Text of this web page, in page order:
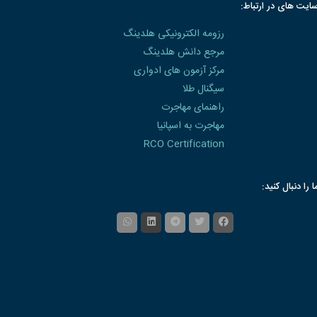
های در ارتباط:
رزومه الکترونیکی هلدینگ
مرجع دانش هلدینگ
مرکز آزمون های ادواری
سیگنال طلا
راهنمای مهاجرت
مهاجرت به اسپانیا
RCO Certification
را دنبال کنید: